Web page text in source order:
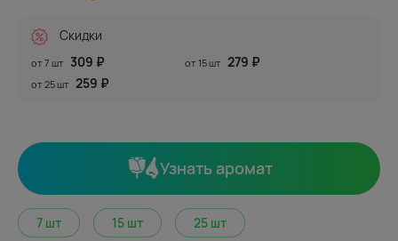
Скидки
от 7 шт 309 ₽ от 15 шт 279 ₽
от 25 шт 259 ₽
Узнать аромат
7 шт 15 шт 25 шт